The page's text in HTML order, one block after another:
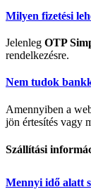
Milyen fizetési
Jelenleg OTP
rendelkezésre.
Nem tudok
Amennyiben a
jön értesítés vagy
Szállítási
Mennyi idő alatt